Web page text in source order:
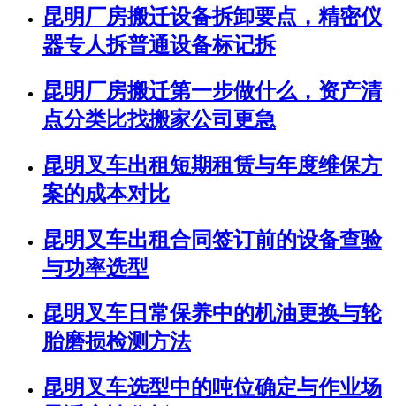
昆明厂房搬迁设备拆卸要点，精密仪
器专人拆普通设备标记拆
昆明厂房搬迁第一步做什么，资产清
点分类比找搬家公司更急
昆明叉车出租短期租赁与年度维保方
案的成本对比
昆明叉车出租合同签订前的设备查验
与功率选型
昆明叉车日常保养中的机油更换与轮
胎磨损检测方法
昆明叉车选型中的吨位确定与作业场